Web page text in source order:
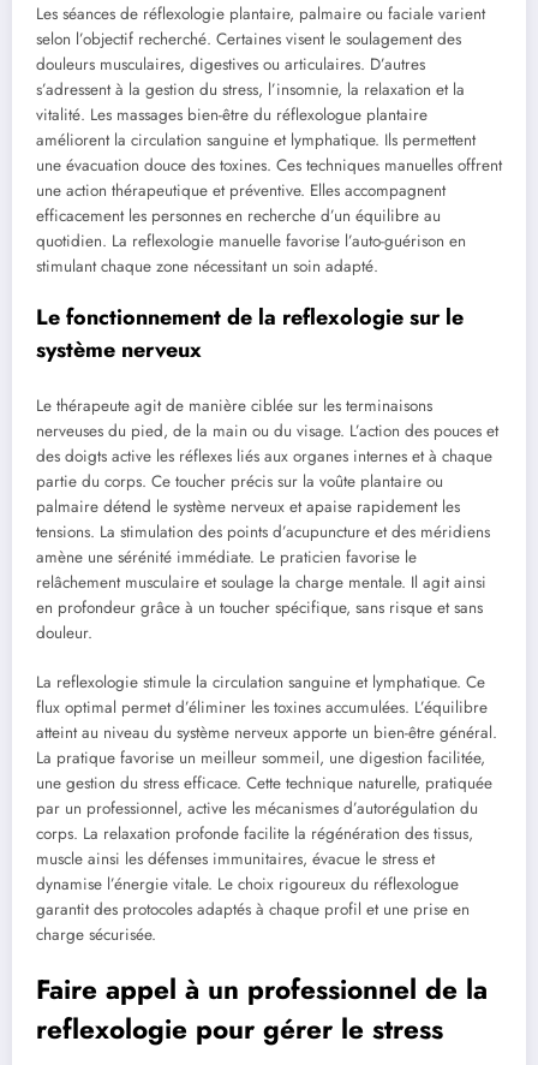
Les séances de réflexologie plantaire, palmaire ou faciale varient
selon l’objectif recherché. Certaines visent le soulagement des
douleurs musculaires, digestives ou articulaires. D’autres
s’adressent à la gestion du stress, l’insomnie, la relaxation et la
vitalité. Les massages bien-être du réflexologue plantaire
améliorent la circulation sanguine et lymphatique. Ils permettent
une évacuation douce des toxines. Ces techniques manuelles offrent
une action thérapeutique et préventive. Elles accompagnent
efficacement les personnes en recherche d’un équilibre au
quotidien. La reflexologie manuelle favorise l’auto-guérison en
stimulant chaque zone nécessitant un soin adapté.
Le fonctionnement de la reflexologie sur le
système nerveux
Le thérapeute agit de manière ciblée sur les terminaisons
nerveuses du pied, de la main ou du visage. L’action des pouces et
des doigts active les réflexes liés aux organes internes et à chaque
partie du corps. Ce toucher précis sur la voûte plantaire ou
palmaire détend le système nerveux et apaise rapidement les
tensions. La stimulation des points d’acupuncture et des méridiens
amène une sérénité immédiate. Le praticien favorise le
relâchement musculaire et soulage la charge mentale. Il agit ainsi
en profondeur grâce à un toucher spécifique, sans risque et sans
douleur.
La reflexologie stimule la circulation sanguine et lymphatique. Ce
flux optimal permet d’éliminer les toxines accumulées. L’équilibre
atteint au niveau du système nerveux apporte un bien-être général.
La pratique favorise un meilleur sommeil, une digestion facilitée,
une gestion du stress efficace. Cette technique naturelle, pratiquée
par un professionnel, active les mécanismes d’autorégulation du
corps. La relaxation profonde facilite la régénération des tissus,
muscle ainsi les défenses immunitaires, évacue le stress et
dynamise l’énergie vitale. Le choix rigoureux du réflexologue
garantit des protocoles adaptés à chaque profil et une prise en
charge sécurisée.
Faire appel à un professionnel de la
reflexologie pour gérer le stress